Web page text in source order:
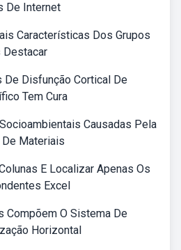
De Internet
Características Dos Grupos
Disfunção Cortical De
Tem Cura
Causadas Pela
De Materiais
E Localizar Apenas Os
Excel
Compõem O Sistema De
Horizontal